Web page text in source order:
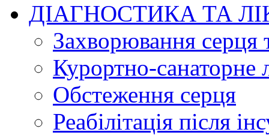
ДІАГНОСТИКА ТА
Захворювання серця
Курортно-cанаторне
Обстеження серця
Реабілітація після